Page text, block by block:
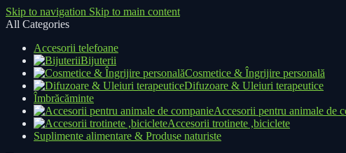
Skip to navigation Skip to main content
All Categories
Accesorii telefoane
Bijuterii
Cosmetice & Îngrijire personală
Difuzoare & Uleiuri terapeutice
Îmbrăcăminte
Accesorii pentru animale de
Accesorii trotinete ,biciclete
Suplimente alimentare & Produse naturiste